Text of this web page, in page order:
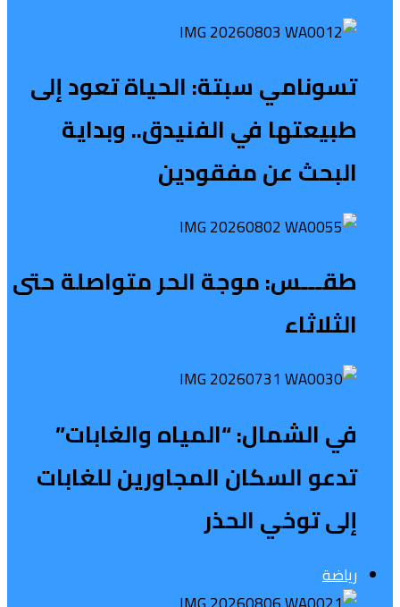
تسونامي سبتة: الحياة تعود إلى
طبيعتها في الفنيدق.. وبداية
البحث عن مفقودين
طقـــس: موجة الحر متواصلة حتى
الثلاثاء
في الشمال: “المياه والغابات”
تدعو السكان المجاورين للغابات
إلى توخي الحذر
رياضة